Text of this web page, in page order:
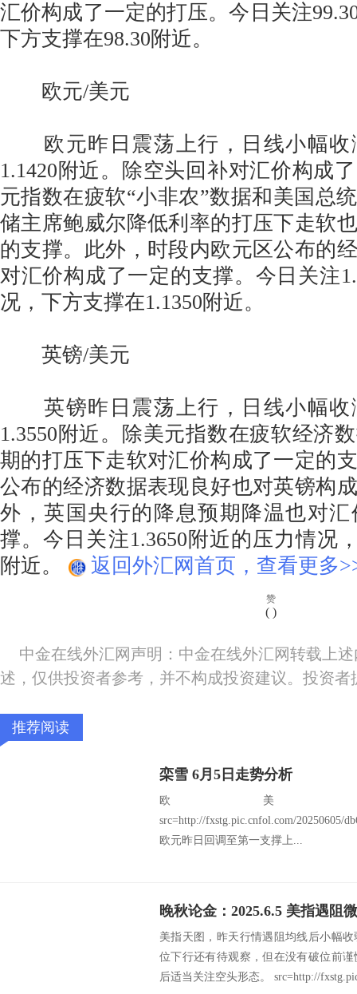
汇价构成了一定的打压。今日关注
下方支撑在98.30附近。
欧元/美元
欧元昨日震荡上行，日线小幅收
1.1420附近。除空头回补对汇价构成
元指数在疲软“小非农”数据和美国总
储主席鲍威尔降低利率的打压下走软
的支撑。此外，时段内欧元区公布的
对汇价构成了一定的支撑。今日关注
况，下方支撑在1.1350附近。
英镑/美元
英镑昨日震荡上行，日线小幅收
1.3550附近。除美元指数在疲软经济
期的打压下走软对汇价构成了一定的
公布的经济数据表现良好也对英镑构
外，英国央行的降息预期降温也对
撑。今日关注1.3650附近的压力情况
附近。
返回外汇网首页，查看更多
赞
( )
中金在线外汇网声明：中金在线外汇网转载上
述，仅供投资者参考，并不构成投资建议。投资
推荐阅读
栾雪 6月5日走势分析
欧美：
src=http://fxstg.pic.cnfol.com/20250605/
欧元昨日回调至第一支撑上...
晚秋论金：2025.6.5 美指遇阻
美指天图，昨天行情遇阻均线后小幅
位下行还有待观察，但在没有破位前
后适当关注空头形态。 src=http://